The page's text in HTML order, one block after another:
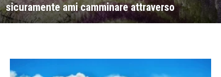
sicuramente ami camminare attraverso